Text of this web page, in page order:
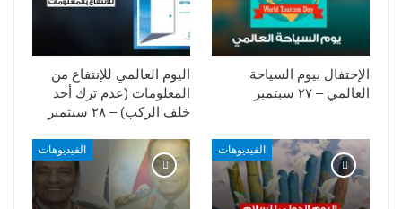
اليوم العالمي للإنتفاع من
المعلومات (عدم ترك أحد
خلف الركب) – ٢٨ سبتمبر
الإحتفال بيوم السياحة
العالمي – ٢٧ سبتمبر
الفيديوهات الفيديوهات